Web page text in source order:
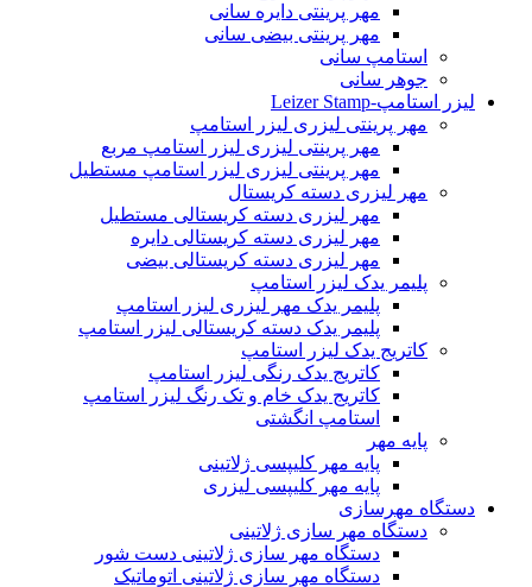
مهر پرینتی دایره سانی
مهر پرینتی بیضی سانی
استامپ سانی
جوهر سانی
لیزر استامپ-Leizer Stamp
مهر پرینتی لیزری لیزر استامپ
مهر پرینتی لیزری لیزر استامپ مربع
مهر پرینتی لیزری لیزر استامپ مستطیل
مهر لیزری دسته کریستال
مهر لیزری دسته کریستالی مستطیل
مهر لیزری دسته کریستالی دایره
مهر لیزری دسته کریستالی بیضی
پلیمر یدک لیزر استامپ
پلیمر یدک مهر لیزری لیزر استامپ
پلیمر یدک دسته کریستالی لیزر استامپ
کاتریج یدک لیزر استامپ
کاتریج یدک رنگی لیزر استامپ
کاتریج یدک خام و تک رنگ لیزر استامپ
استامپ انگشتی
پایه مهر
پایه مهر کلیپسی ژلاتینی
پایه مهر کلیپسی لیزری
دستگاه مهرسازی
دستگاه مهر سازی ژلاتینی
دستگاه مهر سازی ژلاتینی دست شور
دستگاه مهر سازی ژلاتینی اتوماتیک